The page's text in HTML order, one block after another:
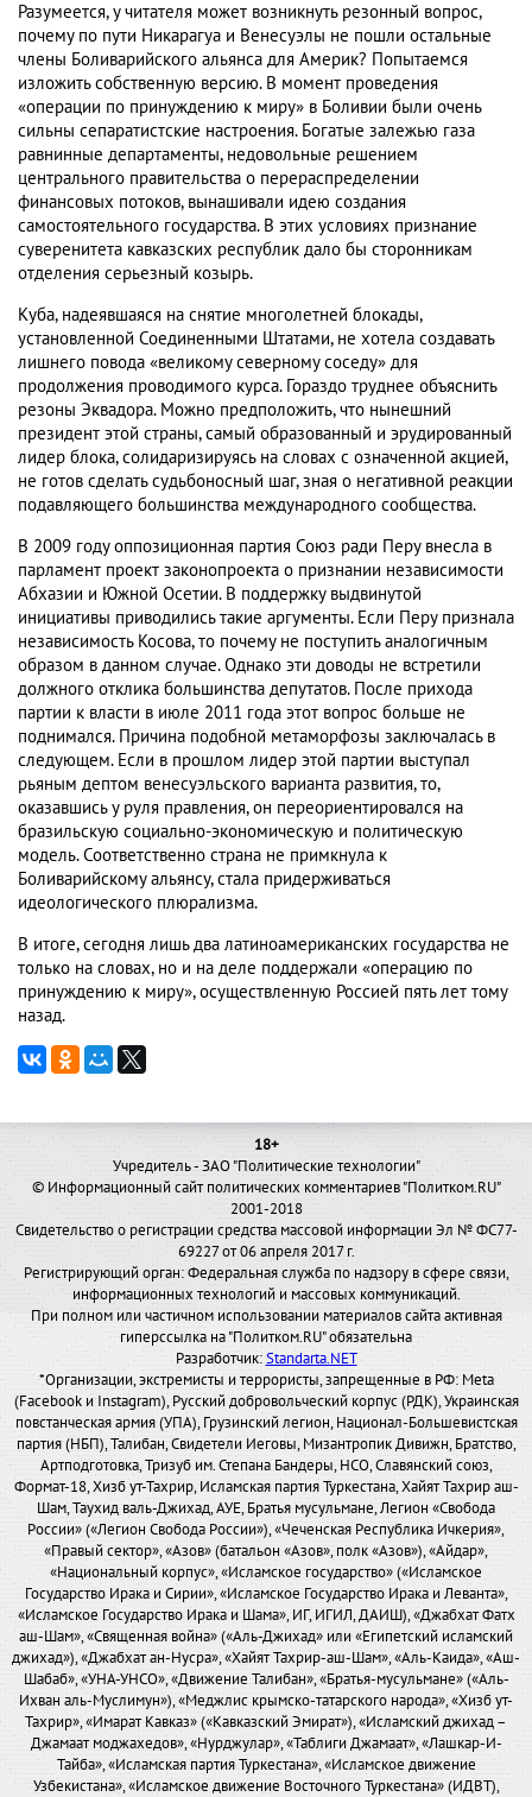
Разумеется, у читателя может возникнуть резонный вопрос,
почему по пути Никарагуа и Венесуэлы не пошли остальные
члены Боливарийского альянса для Америк? Попытаемся
изложить собственную версию. В момент проведения
«операции по принуждению к миру» в Боливии были очень
сильны сепаратистские настроения. Богатые залежью газа
равнинные департаменты, недовольные решением
центрального правительства о перераспределении
финансовых потоков, вынашивали идею создания
самостоятельного государства. В этих условиях признание
суверенитета кавказских республик дало бы сторонникам
отделения серьезный козырь.
Куба, надеявшаяся на снятие многолетней блокады,
установленной Соединенными Штатами, не хотела создавать
лишнего повода «великому северному соседу» для
продолжения проводимого курса. Гораздо труднее объяснить
резоны Эквадора. Можно предположить, что нынешний
президент этой страны, самый образованный и эрудированный
лидер блока, солидаризируясь на словах с означенной акцией,
не готов сделать судьбоносный шаг, зная о негативной реакции
подавляющего большинства международного сообщества.
В 2009 году оппозиционная партия Союз ради Перу внесла в
парламент проект законопроекта о признании независимости
Абхазии и Южной Осетии. В поддержку выдвинутой
инициативы приводились такие аргументы. Если Перу признала
независимость Косова, то почему не поступить аналогичным
образом в данном случае. Однако эти доводы не встретили
должного отклика большинства депутатов. После прихода
партии к власти в июле 2011 года этот вопрос больше не
поднимался. Причина подобной метаморфозы заключалась в
следующем. Если в прошлом лидер этой партии выступал
рьяным дептом венесуэльского варианта развития, то,
оказавшись у руля правления, он переориентировался на
бразильскую социально-экономическую и политическую
модель. Соответственно страна не примкнула к
Боливарийскому альянсу, стала придерживаться
идеологического плюрализма.
В итоге, сегодня лишь два латиноамериканских государства не
только на словах, но и на деле поддержали «операцию по
принуждению к миру», осуществленную Россией пять лет тому
назад.
18+
Учредитель - ЗАО "Политические технологии"
© Информационный сайт политических комментариев "Политком.RU"
2001-2018
Свидетельство о регистрации средства массовой информации Эл № ФС77-
69227 от 06 апреля 2017 г.
Регистрирующий орган: Федеральная служба по надзору в сфере связи,
информационных технологий и массовых коммуникаций.
При полном или частичном использовании материалов сайта активная
гиперссылка на "Политком.RU" обязательна
Разработчик:Standarta.NET
*Организации, экстремисты и террористы, запрещенные в РФ: Meta
(Facebook и Instagram), Русский добровольческий корпус (РДК), Украинская
повстанческая армия (УПА), Грузинский легион, Национал-Большевистская
партия (НБП), Талибан, Свидетели Иеговы, Мизантропик Дивижн, Братство,
Артподготовка, Тризуб им. Степана Бандеры, НСО, Славянский союз,
Формат-18, Хизб ут-Тахрир, Исламская партия Туркестана, Хайят Тахрир аш-
Шам, Таухид валь-Джихад, АУЕ, Братья мусульмане, Легион «Свобода
России» («Легион Свобода России»), «Чеченская Республика Ичкерия»,
«Правый сектор», «Азов» (батальон «Азов», полк «Азов»), «Айдар»,
«Национальный корпус», «Исламское государство» («Исламское
Государство Ирака и Сирии», «Исламское Государство Ирака и Леванта»,
«Исламское Государство Ирака и Шама», ИГ, ИГИЛ, ДАИШ), «Джабхат Фатх
аш-Шам», «Священная война» («Аль-Джихад» или «Египетский исламский
джихад»), «Джабхат ан-Нусра», «Хайят Тахрир-аш-Шам», «Аль-Каида», «Аш-
Шабаб», «УНА-УНСО», «Движение Талибан», «Братья-мусульмане» («Аль-
Ихван аль-Муслимун»), «Меджлис крымско-татарского народа», «Хизб ут-
Тахрир», «Имарат Кавказ» («Кавказский Эмират»), «Исламский джихад –
Джамаат моджахедов», «Нурджулар», «Таблиги Джамаат», «Лашкар-И-
Тайба», «Исламская партия Туркестана», «Исламское движение
Узбекистана», «Исламское движение Восточного Туркестана» (ИДВТ),